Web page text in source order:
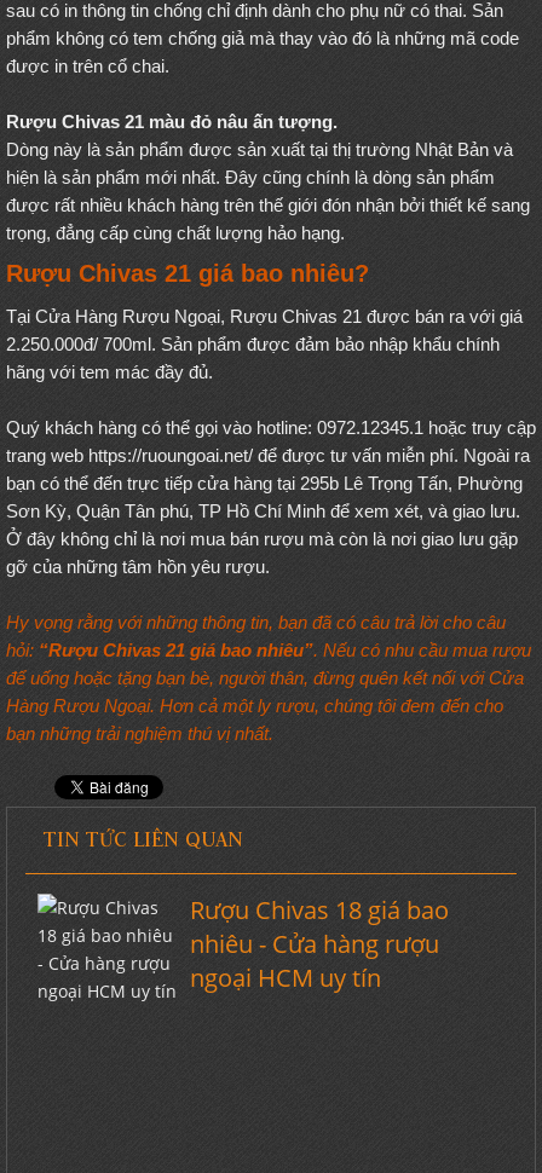
sau có in thông tin chống chỉ định dành cho phụ nữ có thai. Sản
phẩm không có tem chống giả mà thay vào đó là những mã code
được in trên cổ chai.
Rượu Chivas 21 màu đỏ nâu ấn tượng.
Dòng này là sản phẩm được sản xuất tại thị trường Nhật Bản và
hiện là sản phẩm mới nhất. Đây cũng chính là dòng sản phẩm
được rất nhiều khách hàng trên thế giới đón nhận bởi thiết kế sang
trọng, đẳng cấp cùng chất lượng hảo hạng.
Rượu Chivas 21 giá bao nhiêu?
Tại Cửa Hàng Rượu Ngoại, Rượu Chivas 21 được bán ra với giá
2.250.000đ/ 700ml. Sản phẩm được đảm bảo nhập khẩu chính
hãng với tem mác đầy đủ.
Quý khách hàng có thể gọi vào hotline: 0972.12345.1 hoặc truy cập
trang web https://ruoungoai.net/ để được tư vấn miễn phí. Ngoài ra
bạn có thể đến trực tiếp cửa hàng tại 295b Lê Trọng Tấn, Phường
Sơn Kỳ, Quận Tân phú, TP Hồ Chí Minh để xem xét, và giao lưu.
Ở đây không chỉ là nơi mua bán rượu mà còn là nơi giao lưu gặp
gỡ của những tâm hồn yêu rượu.
Hy vọng rằng với những thông tin, bạn đã có câu trả lời cho câu
hỏi: “Rượu Chivas 21 giá bao nhiêu”. Nếu có nhu cầu mua rượu
để uống hoặc tặng bạn bè, người thân, đừng quên kết nối với Cửa
Hàng Rượu Ngoại. Hơn cả một ly rượu, chúng tôi đem đến cho
bạn những trải nghiệm thú vị nhất.
TIN TỨC LIÊN QUAN
Rượu Chivas 18 giá bao
nhiêu - Cửa hàng rượu
ngoại HCM uy tín